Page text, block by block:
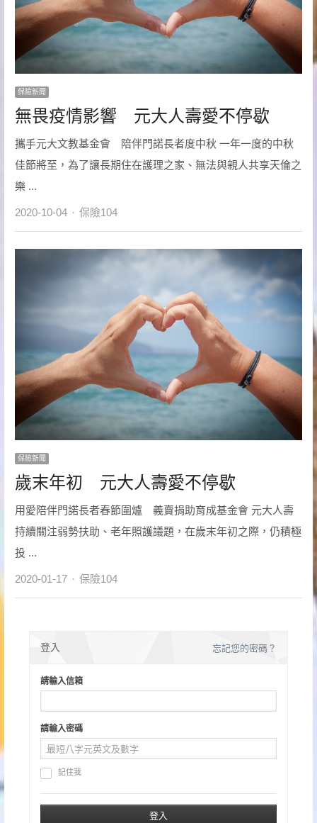
保險新聞
無畏疫情影響 元大人壽愛不停歇
攜手元大文教基金會 陪伴門諾長者度中秋 一年一度的中秋
佳節將至，為了讓長期住在護理之家、無法與親人共享天倫之
樂 ...
2020-10-04 Author
保險104
保險新聞
歲末年初 元大人壽愛不停歇
用愛陪伴門諾長者春節圍爐 義賣捐助育成基金會 元大人壽
持續關注弱勢扶助、老年照護議題，在歲末年初之際，仍積極
投 ...
2020-01-17 Author
保險104
登入 忘記您的密碼？
請輸入信箱
請輸入密碼
記住我